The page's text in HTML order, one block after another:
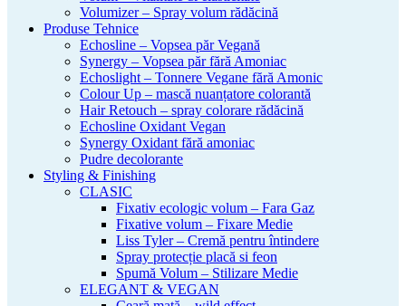
Volumizer – Spray volum rădăcină
Produse Tehnice
Echosline – Vopsea păr Vegană
Synergy – Vopsea păr fără Amoniac
Echoslight – Tonnere Vegane fără Amonic
Colour Up – mască nuanțatore colorantă
Hair Retouch – spray colorare rădăcină
Echosline Oxidant Vegan
Synergy Oxidant fără amoniac
Pudre decolorante
Styling & Finishing
CLASIC
Fixativ ecologic volum – Fara Gaz
Fixative volum – Fixare Medie
Liss Tyler – Cremă pentru întindere
Spray protecție placă si feon
Spumă Volum – Stilizare Medie
ELEGANT & VEGAN